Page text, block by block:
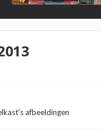
afbeeldingen